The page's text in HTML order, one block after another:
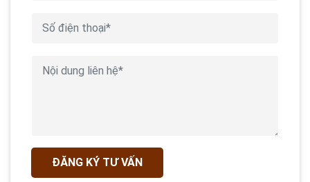
ĐĂNG KÝ TƯ VẤN